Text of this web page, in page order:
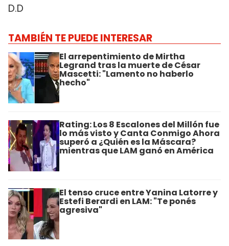
D.D
TAMBIÉN TE PUEDE INTERESAR
El arrepentimiento de Mirtha
Legrand tras la muerte de César
Mascetti: "Lamento no haberlo
hecho"
Rating: Los 8 Escalones del Millón fue
lo más visto y Canta Conmigo Ahora
superó a ¿Quién es la Máscara?
mientras que LAM ganó en América
El tenso cruce entre Yanina Latorre y
Estefi Berardi en LAM: "Te ponés
agresiva"